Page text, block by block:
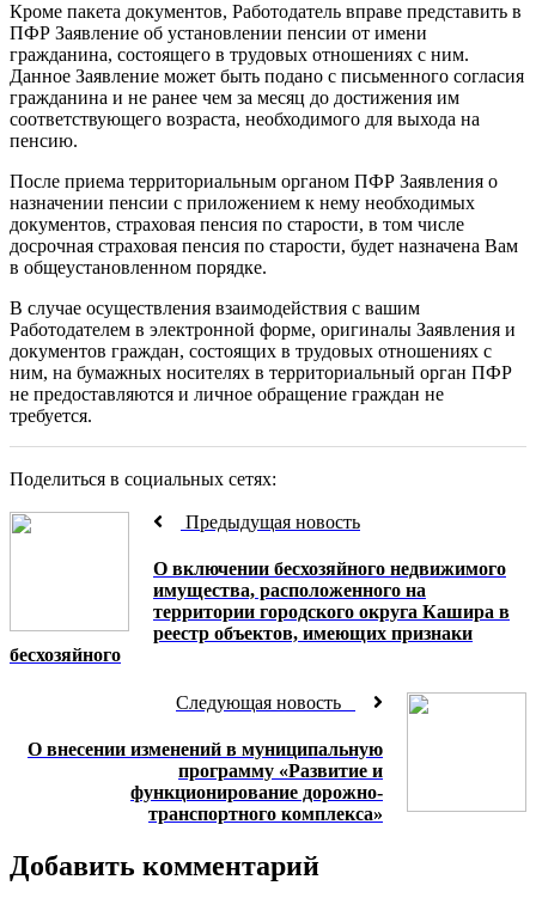
Кроме пакета документов, Работодатель вправе представить в
ПФР Заявление об установлении пенсии от имени
гражданина, состоящего в трудовых отношениях с ним.
Данное Заявление может быть подано с письменного согласия
гражданина и не ранее чем за месяц до достижения им
соответствующего возраста, необходимого для выхода на
пенсию.
После приема территориальным органом ПФР Заявления о
назначении пенсии с приложением к нему необходимых
документов, страховая пенсия по старости, в том числе
досрочная страховая пенсия по старости, будет назначена Вам
в общеустановленном порядке.
В случае осуществления взаимодействия с вашим
Работодателем в электронной форме, оригиналы Заявления и
документов граждан, состоящих в трудовых отношениях с
ним, на бумажных носителях в территориальный орган ПФР
не предоставляются и личное обращение граждан не
требуется.
Поделиться в социальных сетях:
Предыдущая новость
О включении бесхозяйного недвижимого
имущества, расположенного на
территории городского округа Кашира в
реестр объектов, имеющих признаки
бесхозяйного
Следующая новость
О внесении изменений в муниципальную
программу «Развитие и
функционирование дорожно-
транспортного комплекса»
Добавить комментарий